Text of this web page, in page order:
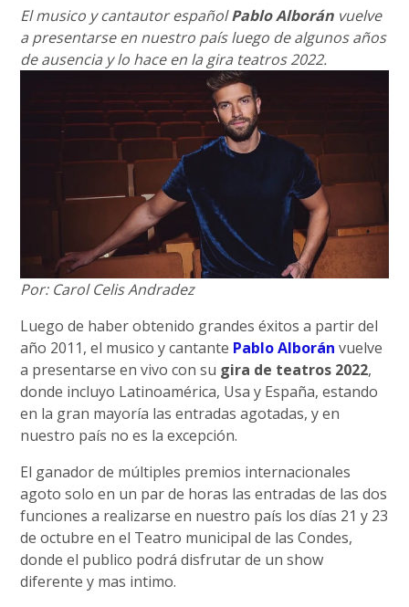
El musico y cantautor españolPablo Alborán vuelve
a presentarse en nuestro país luego de algunos años
de ausencia y lo hace en la gira teatros 2022.
Por: Carol Celis Andradez
Luego de haber obtenido grandes éxitos a partir del
año 2011, el musico y cantante Pablo Alborán vuelve
a presentarse en vivo con su gira de teatros 2022,
donde incluyo Latinoamérica, Usa y España, estando
en la gran mayoría las entradas agotadas, y en
nuestro país no es la excepción.
El ganador de múltiples premios internacionales
agoto solo en un par de horas las entradas de las dos
funciones a realizarse en nuestro país los días 21 y 23
de octubre en el Teatro municipal de las Condes,
donde el publico podrá disfrutar de un show
diferente y mas intimo.